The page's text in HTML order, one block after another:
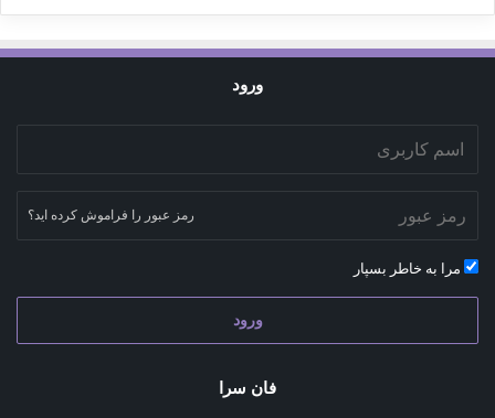
ورود
رمز عبور را فراموش کرده اید؟
مرا به خاطر بسپار
ورود
فان سرا